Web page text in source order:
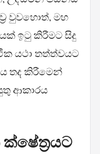
වුවහොත්, මහ
ඉටු කිරීමට සිදු
යථා තත්ත්වයට
තද කිරීමෙන්
ආකාරය